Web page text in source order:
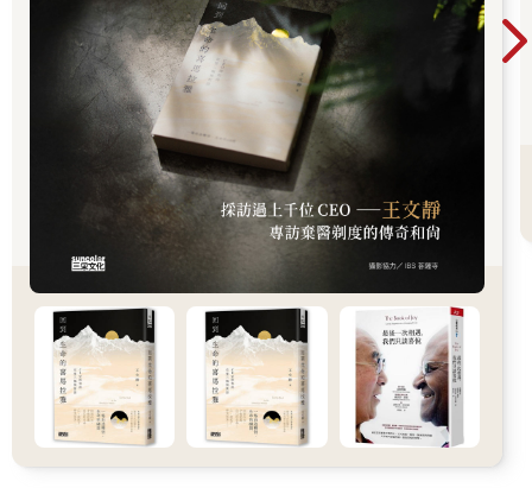
人際關係與世界的認識，大部分都來自童年時期。
不幸的是，人類進化的目的是維持生存，而非尋求幸福。大腦不
在乎你對社群媒體上癮而變得如同行屍走肉，也不在乎你因為生
活缺乏動力而工作表現差勁。大腦只想保護你不受它認為具有潛
在危險性的事物所傷害。
那麼，我們是從何時開始得知什麼樣的事物會危害我們的生存
呢？答案是童年時期。
長大成人的你能夠讓自己吃得飽、照顧好自己，但當你還是小孩
的時候肯定做不到。相較於其他物種，人類更是如此，因為我們
在嬰兒時期脆弱無助。從出生到兩歲的這段期間，我們得完全依
靠大人的照顧才能存活，需要有人餵食、扶持與防止我們摔落地
上。
寶寶要生存，需要與父母保持連結，需要得到關愛。
因此，寶寶對於會增進或削弱親子關係的事物極為敏感。當父親
或母親不在身邊、對我們咆哮或處於神經緊繃的狀態下，我們的
大腦會發出恐懼的信號。這種恐懼感告訴我們有事不對勁，還只
是嬰兒的我們會使出渾身解數去試著修補問題、讓父母開心。我
們需要父母維持我們的生存，因此需要他們的關愛。我們會努力